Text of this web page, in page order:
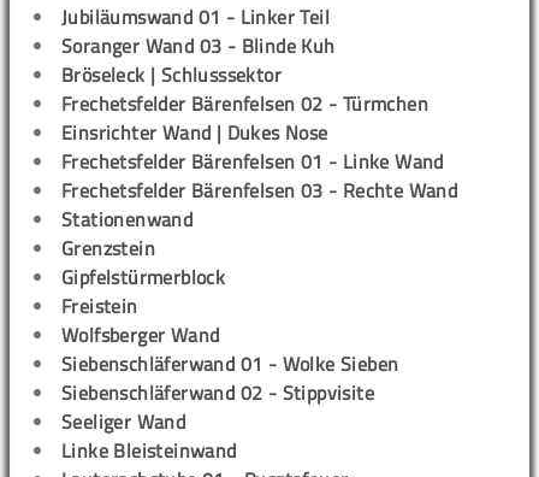
Jubiläumswand 01 - Linker Teil
Soranger Wand 03 - Blinde Kuh
Bröseleck | Schlusssektor
Frechetsfelder Bärenfelsen 02 - Türmchen
Einsrichter Wand | Dukes Nose
Frechetsfelder Bärenfelsen 01 - Linke Wand
Frechetsfelder Bärenfelsen 03 - Rechte Wand
Stationenwand
Grenzstein
Gipfelstürmerblock
Freistein
Wolfsberger Wand
Siebenschläferwand 01 - Wolke Sieben
Siebenschläferwand 02 - Stippvisite
Seeliger Wand
Linke Bleisteinwand